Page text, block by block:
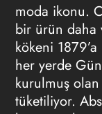
moda ikonu.
bir ürün daha
kökeni
her yerde
kurulmuş
tüketiliyor.